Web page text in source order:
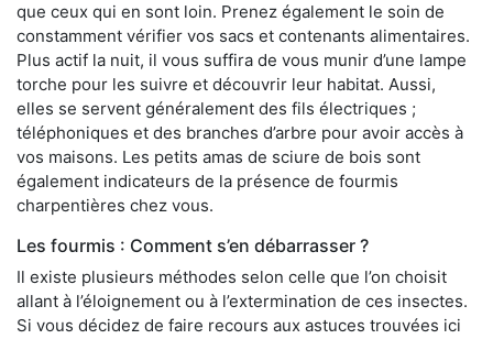
que ceux qui en sont loin. Prenez également le soin de
constamment vérifier vos sacs et contenants alimentaires.
Plus actif la nuit, il vous suffira de vous munir d’une lampe
torche pour les suivre et découvrir leur habitat. Aussi,
elles se servent généralement des fils électriques ;
téléphoniques et des branches d’arbre pour avoir accès à
vos maisons. Les petits amas de sciure de bois sont
également indicateurs de la présence de fourmis
charpentières chez vous.
Les fourmis : Comment s’en débarrasser ?
Il existe plusieurs méthodes selon celle que l’on choisit
allant à l’éloignement ou à l’extermination de ces insectes.
Si vous décidez de faire recours aux astuces trouvées ici